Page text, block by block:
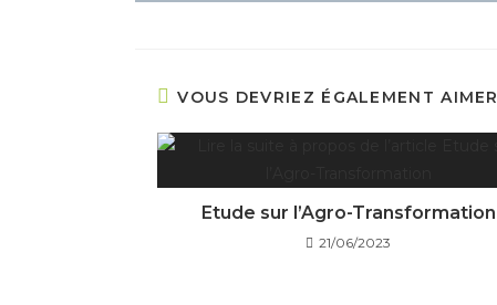
VOUS DEVRIEZ ÉGALEMENT AIMER
Etude sur l’Agro-Transformation
21/06/2023